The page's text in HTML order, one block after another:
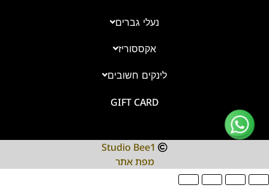
נעלי גברים
אקססוריז
לינקים חשובים
GIFT CARD
Studio Bee1
מפת אתר